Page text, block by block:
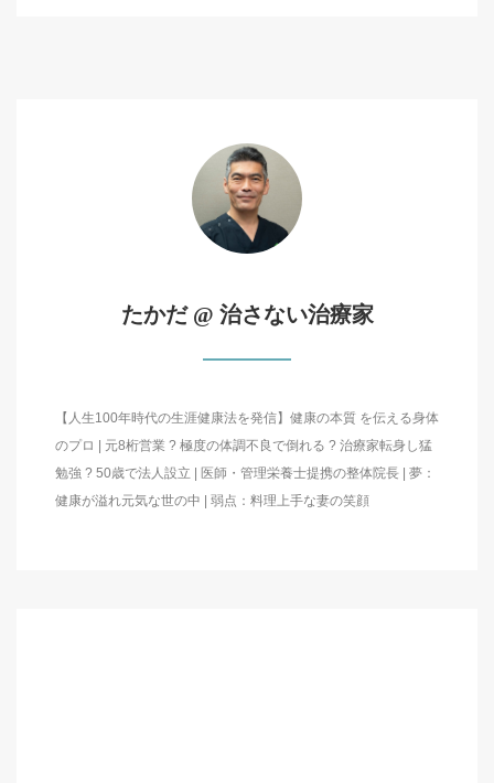
たかだ @ 治さない治療家
【人生100年時代の生涯健康法を発信】健康の本質 を伝える身体
のプロ | 元8桁営業 ? 極度の体調不良で倒れる ? 治療家転身し猛
勉強 ? 50歳で法人設立 | 医師・管理栄養士提携の整体院長 | 夢：
健康が溢れ元気な世の中 | 弱点：料理上手な妻の笑顔